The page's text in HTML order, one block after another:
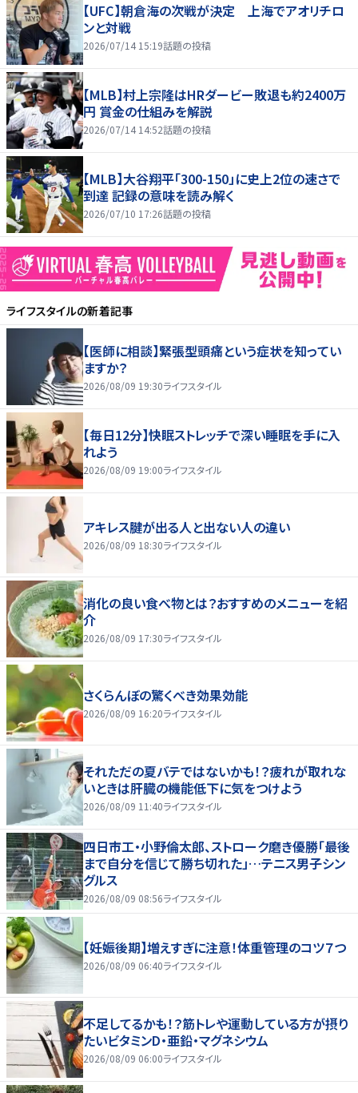
【UFC】朝倉海の次戦が決定 上海でアオリチロ
ンと対戦
2026/07/14 15:19話題の投稿
【MLB】村上宗隆はHRダービー敗退も約2400万
円 賞金の仕組みを解説
2026/07/14 14:52話題の投稿
【MLB】大谷翔平「300-150」に史上2位の速さで
到達 記録の意味を読み解く
2026/07/10 17:26話題の投稿
ライフスタイルの新着記事
【医師に相談】緊張型頭痛という症状を知ってい
ますか？
2026/08/09 19:30ライフスタイル
【毎日12分】快眠ストレッチで深い睡眠を手に入
れよう
2026/08/09 19:00ライフスタイル
アキレス腱が出る人と出ない人の違い
2026/08/09 18:30ライフスタイル
消化の良い食べ物とは？おすすめのメニューを紹
介
2026/08/09 17:30ライフスタイル
さくらんぼの驚くべき効果効能
2026/08/09 16:20ライフスタイル
それただの夏バテではないかも！？疲れが取れな
いときは肝臓の機能低下に気をつけよう
2026/08/09 11:40ライフスタイル
四日市工・小野倫太郎、ストローク磨き優勝「最後
まで自分を信じて勝ち切れた」…テニス男子シン
グルス
2026/08/09 08:56ライフスタイル
【妊娠後期】増えすぎに注意！体重管理のコツ７つ
2026/08/09 06:40ライフスタイル
不足してるかも！？筋トレや運動している方が摂り
たいビタミンD・亜鉛・マグネシウム
2026/08/09 06:00ライフスタイル